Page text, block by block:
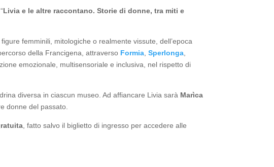
Livia e le altre raccontano. Storie di donne, tra miti e
femminili, mitologiche o realmente vissute, dell’epoca
della Francigena, attraverso Formia ,Sperlonga
emozionale, multisensoriale e inclusiva, nel rispetto di
diversa in ciascun museo. Ad affiancare Livia sarà Marìca
donne del passato.
, fatto salvo il biglietto di ingresso per accedere alle